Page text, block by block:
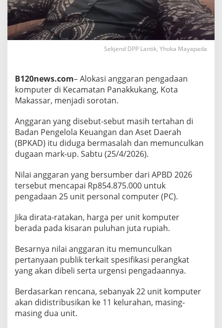
a
r
a
n
t
a
h
a
,
P
u
l
k
D
e
k
P
n
j
e
l
s
a
n
B
Sekjend DPP Lantik, Yhoka Mayapada
B120news.com– Alokasi anggaran pengadaan
komputer di Kecamatan Panakkukang, Kota
Makassar, menjadi sorotan.
Anggaran yang disebut-sebut masih tertahan di
Badan Pengelola Keuangan dan Aset Daerah
(BPKAD) itu diduga bermasalah dan memunculkan
dugaan mark-up. Sabtu (25/4/2026).
Nilai anggaran yang bersumber dari APBD 2026
tersebut mencapai Rp854.875.000 untuk
pengadaan 25 unit personal computer (PC).
Jika dirata-ratakan, harga per unit komputer
berada pada kisaran puluhan juta rupiah.
Besarnya nilai anggaran itu memunculkan
pertanyaan publik terkait spesifikasi perangkat
yang akan dibeli serta urgensi pengadaannya.
Berdasarkan rencana, sebanyak 22 unit komputer
akan didistribusikan ke 11 kelurahan, masing-
masing dua unit.